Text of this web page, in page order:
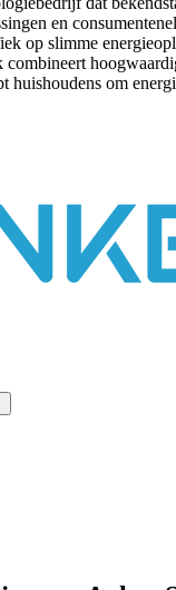
en
op slimme
huishoudens om